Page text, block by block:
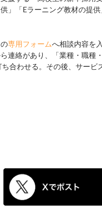
」「Eラーニング教材の提
専用フォームへ相談内容を
連絡があり、「業種・職種
合わせる。その後、サー